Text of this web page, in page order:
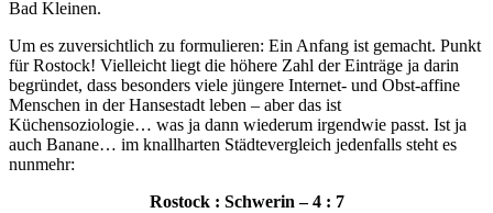
Bad Kleinen.
Um es zuversichtlich zu formulieren: Ein Anfang ist gemacht. Punkt
für Rostock! Vielleicht liegt die höhere Zahl der Einträge ja darin
begründet, dass besonders viele jüngere Internet- und Obst-affine
Menschen in der Hansestadt leben – aber das ist
Küchensoziologie… was ja dann wiederum irgendwie passt. Ist ja
auch Banane… im knallharten Städtevergleich jedenfalls steht es
nunmehr:
Rostock : Schwerin – 4 : 7